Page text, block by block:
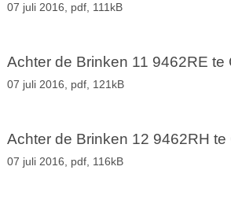
07 juli 2016, pdf, 111kB
Achter de Brinken 11 9462RE te
07 juli 2016, pdf, 121kB
Achter de Brinken 12 9462RH te
07 juli 2016, pdf, 116kB